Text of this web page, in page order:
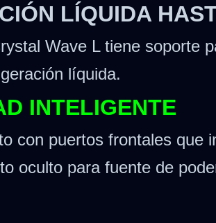
LÍQUIDA
Wave L tiene soporte
líquida.
INTELIGENTE
con puertos frontales que
oculto para fuente de